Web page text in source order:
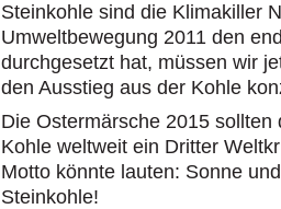
Steinkohle sind die Klimakiller
Umweltbewegung 2011 den
durchgesetzt hat, müssen wir
den Ausstieg aus der Kohle
Die Ostermärsche 2015
Kohle weltweit ein Dritter
Motto könnte lauten: Sonne
Steinkohle!